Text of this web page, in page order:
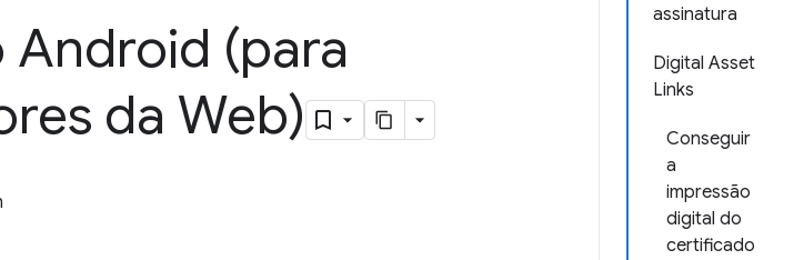
assinatura
Digital Asset
Links
Conseguir
a
impressão
digital do
certificado
(para
da Web)